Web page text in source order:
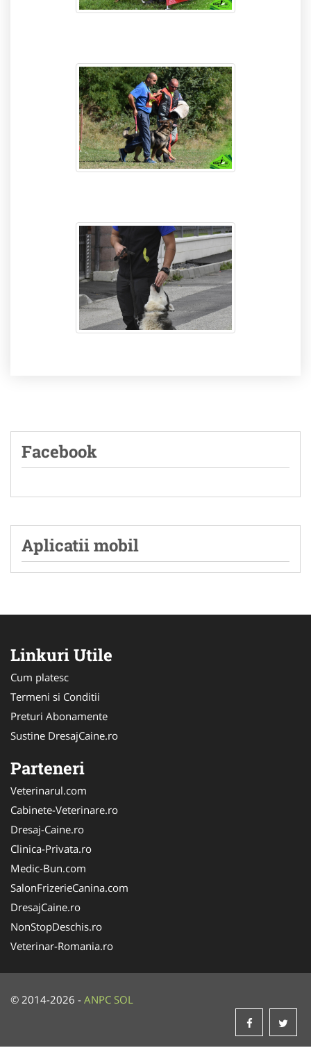
Facebook
Aplicatii mobil
Linkuri Utile
Cum platesc
Termeni si Conditii
Preturi Abonamente
Sustine DresajCaine.ro
Parteneri
Veterinarul.com
Cabinete-Veterinare.ro
Dresaj-Caine.ro
Clinica-Privata.ro
Medic-Bun.com
SalonFrizerieCanina.com
DresajCaine.ro
NonStopDeschis.ro
Veterinar-Romania.ro
© 2014-2026 - ANPC SOL